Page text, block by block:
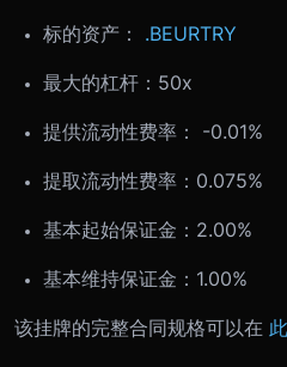
标的资产： .BEURTRY
最大的杠杆：50x
提供流动性费率： -0.01%
提取流动性费率：0.075%
基本起始保证金：2.00%
基本维持保证金：1.00%
该挂牌的完整合同规格可以在